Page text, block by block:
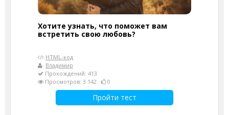
Хотите узнать, что поможет вам
встретить свою любовь?
HTML-код
Владимир
Прохождений: 413
Просмотров: 3 142
0
Пройти тест